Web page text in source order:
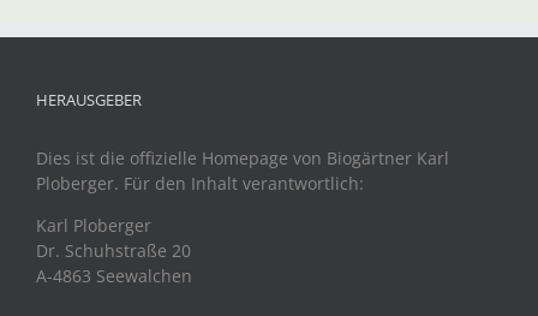
HERAUSGEBER
Dies ist die offizielle Homepage von Biogärtner Karl
Ploberger. Für den Inhalt verantwortlich:
Karl Ploberger
Dr. Schuhstraße 20
A-4863 Seewalchen